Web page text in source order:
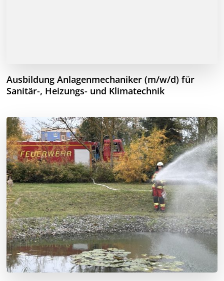
Ausbildung Anlagenmechaniker (m/w/d) für
Sanitär-, Heizungs- und Klimatechnik